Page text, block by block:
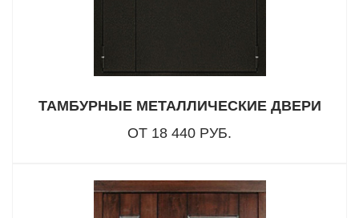
ТАМБУРНЫЕ МЕТАЛЛИЧЕСКИЕ ДВЕРИ
ОТ 18 440 РУБ.